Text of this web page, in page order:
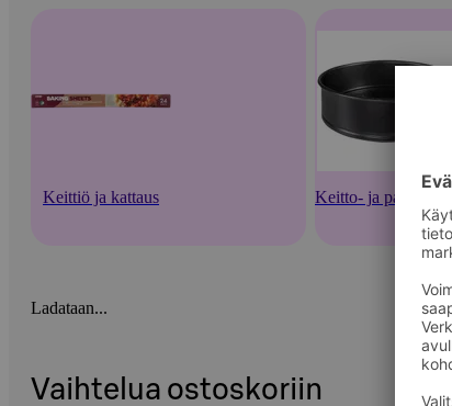
Keittiö ja kattaus Keitto- ja paistoastiat
Ladataan...
Vaihtelua ostoskoriin